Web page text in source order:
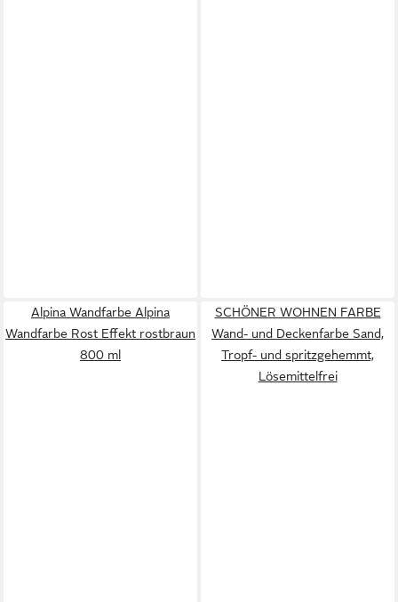
Alpina Wandfarbe Alpina
Wandfarbe Rost Effekt rostbraun
800 ml
SCHÖNER WOHNEN FARBE
Wand- und Deckenfarbe Sand,
Tropf- und spritzgehemmt,
Lösemittelfrei